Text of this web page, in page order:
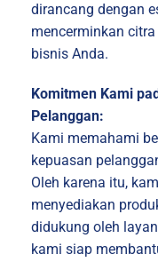
dirancang dengan
mencerminkan
bisnis Anda.
Komitmen Kami
Pelanggan:
Kami memahami
kepuasan
Oleh karena itu,
menyediakan
didukung oleh
kami siap